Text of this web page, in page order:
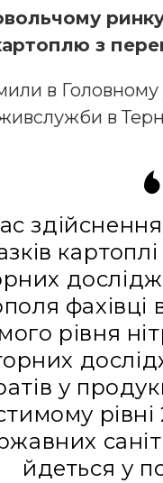
з
в Головному
в
рівня
у
йдеться у